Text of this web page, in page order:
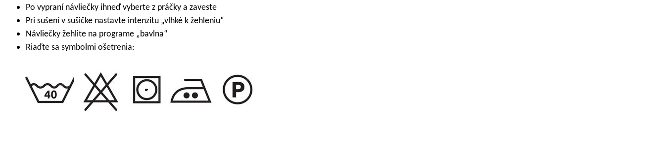
Po vypraní návliečky ihneď vyberte z práčky a zaveste
Pri sušení v sušičke nastavte intenzitu „vlhké k žehleniu“
Návliečky žehlite na programe „bavlna“
Riaďte sa symbolmi ošetrenia: